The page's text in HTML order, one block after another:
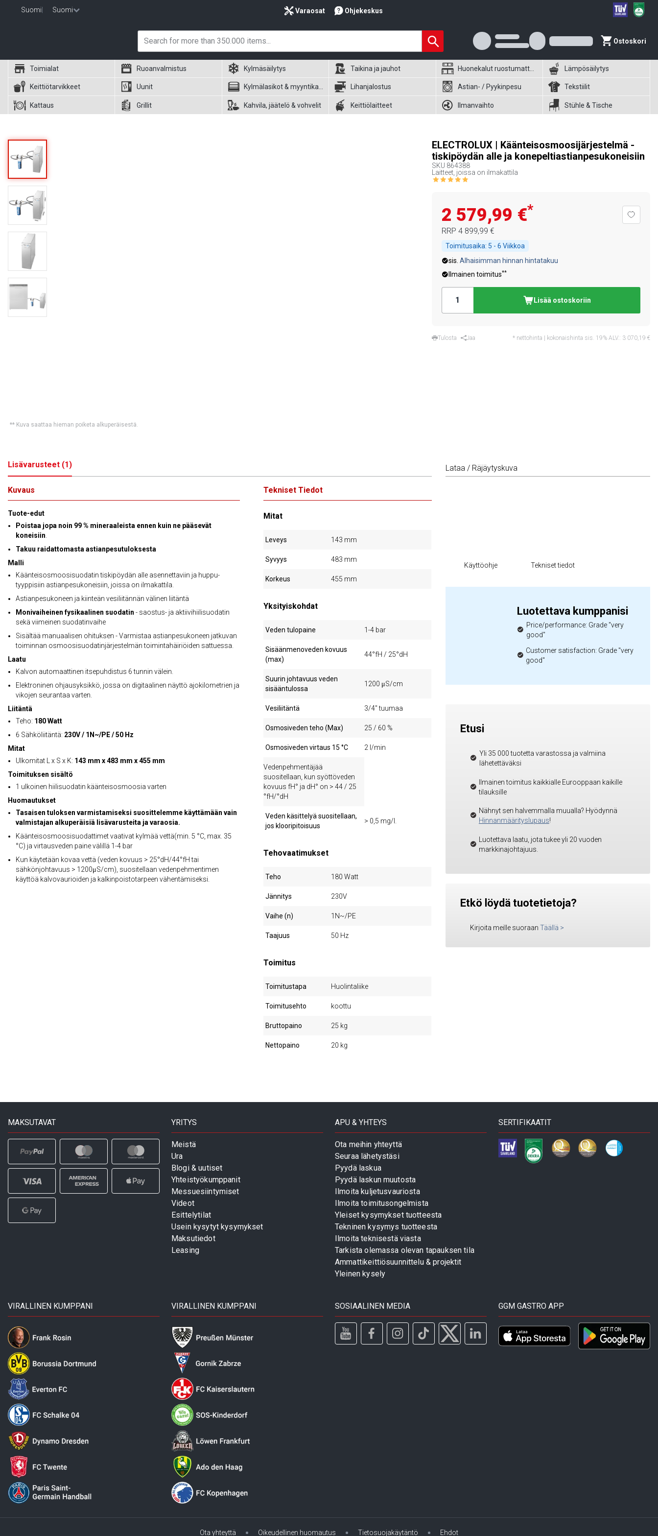
Suomi Suomi Varaosat Ohjekeskus
Ostoskori
Toimialat Ruoanvalmistus Kylmäsäilytys Taikina ja jauhot Huonekalut ruostumattomasta teräksestä Lämpösäilytys
Keittiötarvikkeet Uunit Lihanjalostus Astian- / Pyykinpesu Tekstiilit
Kattaus Grillit Kahvila, jäätelö & vohvelit Keittiölaitteet Ilmanvaihto Stühle & Tische
** Kuva saattaa hieman poiketa alkuperäisestä.
ELECTROLUX | Käänteisosmoosijärjestelmä -
tiskipöydän alle ja konepeltiastianpesukoneisiin
SKU 864388
Laitteet, joissa on ilmakattila
2 579,99 €*
RRP 4 899,99 €
Toimitusaika: 5 - 6 Viikkoa
sis. Alhaisimman hinnan hintatakuu
Ilmainen toimitus**
Lisää ostoskoriin
Tulosta Jaa * nettohinta | kokonaishinta sis. 19% ALV.: 3 070,19 €
Lisävarusteet (1)
Kuvaus
Tuote-edut
Poistaa jopa noin 99 % mineraaleista ennen kuin ne pääsevät
koneisiin
Takuu raidattomasta astianpesutuloksesta
Malli
Käänteisosmoosisuodatin tiskipöydän alle asennettaviin ja huppu-
tyyppisiin astianpesukoneisiin, joissa on ilmakattila.
Astianpesukoneen ja kiinteän vesiliitännän välinen liitäntä
Monivaiheinen fysikaalinen suodatin - saostus- ja aktiivihiilisuodatin
sekä viimeinen suodatinvaihe
Sisältää manuaalisen ohituksen - Varmistaa astianpesukoneen jatkuvan
toiminnan osmoosisuodatinjärjestelmän toimintahäiriöiden sattuessa.
Laatu
Kalvon automaattinen itsepuhdistus 6 tunnin välein.
Elektroninen ohjausyksikkö, jossa on digitaalinen näyttö ajokilometrien ja
vikojen seurantaa varten.
Liitäntä
Teho: 180 Watt
6 Sähköliitäntä: 230V / 1N~/PE / 50 Hz
Mitat
Ulkomitat L x S x K: 143 mm x 483 mm x 455 mm
Toimituksen sisältö
1 ulkoinen hiilisuodatin käänteisosmoosia varten
Huomautukset
Tasaisen tuloksen varmistamiseksi suosittelemme käyttämään vain
valmistajan alkuperäisiä lisävarusteita ja varaosia.
Käänteisosmoosisuodattimet vaativat kylmää vettä(min. 5 °C, max. 35
°C) ja virtausveden paine välillä 1-4 bar
Kun käytetään kovaa vettä (veden kovuus > 25°dH/44°fH tai
sähkönjohtavuus > 1200μS/cm), suositellaan vedenpehmentimen
käyttöä kalvovaurioiden ja kalkinpoistotarpeen vähentämiseksi.
Tekniset Tiedot
Mitat
Leveys 143 mm
Syvyys 483 mm
Korkeus 455 mm
Yksityiskohdat
Veden tulopaine 1-4 bar
Sisäänmenoveden kovuus
(max)
44°fH / 25°dH
Suurin johtavuus veden
sisääntulossa
1200 μS/cm
Vesiliitäntä 3/4" tuumaa
Osmosiveden teho (Max) 25 / 60 %
Osmosiveden virtaus 15 °C 2 l/min
Vedenpehmentäjää
suositellaan, kun syöttöveden
kovuus fH° ja dH° on > 44 / 25
°fH/°dH
Veden käsittelyä suositellaan,
jos klooripitoisuus
> 0,5 mg/l.
Tehovaatimukset
Teho 180 Watt
Jännitys 230V
Vaihe (n) 1N~/PE
Taajuus 50 Hz
Toimitus
Toimitustapa Huolintaliike
Toimitusehto koottu
Bruttopaino 25 kg
Nettopaino 20 kg
Lataa / Räjäytyskuva
Käyttöohje Tekniset tiedot
Luotettava kumppanisi
Price/performance: Grade "very
good"
Customer satisfaction: Grade "very
good"
Etusi
Yli 35 000 tuotetta varastossa ja valmiina
lähetettäväksi
Ilmainen toimitus kaikkialle Eurooppaan kaikille
tilauksille
Nähnyt sen halvemmalla muualla? Hyödynnä
Hinnanmäärityslupaus!
Luotettava laatu, jota tukee yli 20 vuoden
markkinajohtajuus.
Etkö löydä tuotetietoja?
Kirjoita meille suoraan Täällä >
MAKSUTAVAT YRITYS
Meistä
Ura
Blogi & uutiset
Yhteistyökumppanit
Messuesiintymiset
Videot
Esittelytilat
Usein kysytyt kysymykset
Maksutiedot
Leasing
APU & YHTEYS
Ota meihin yhteyttä
Seuraa lähetystäsi
Pyydä laskua
Pyydä laskun muutosta
Ilmoita kuljetusvauriosta
Ilmoita toimitusongelmista
Yleiset kysymykset tuotteesta
Tekninen kysymys tuotteesta
Ilmoita teknisestä viasta
Tarkista olemassa olevan tapauksen tila
Ammattikeittiösuunnittelu & projektit
Yleinen kysely
SERTIFIKAATIT
VIRALLINEN KUMPPANI VIRALLINEN KUMPPANI SOSIAALINEN MEDIA GGM GASTRO APP
Ota yhteyttä Oikeudellinen huomautus Tietosuojakäytäntö Ehdot